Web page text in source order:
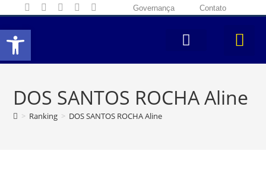
Abrir a barra de ferramentas
Governança Contato
DOS SANTOS ROCHA Aline
> Ranking > DOS SANTOS ROCHA Aline